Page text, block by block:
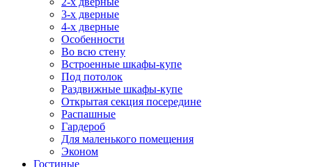
3-х дверные
4-х дверные
Особенности
Во всю стену
Встроенные шкафы-купе
Под потолок
Раздвижные шкафы-купе
Открытая секция посередине
Распашные
Гардероб
Для маленького помещения
Эконом
Гостиные